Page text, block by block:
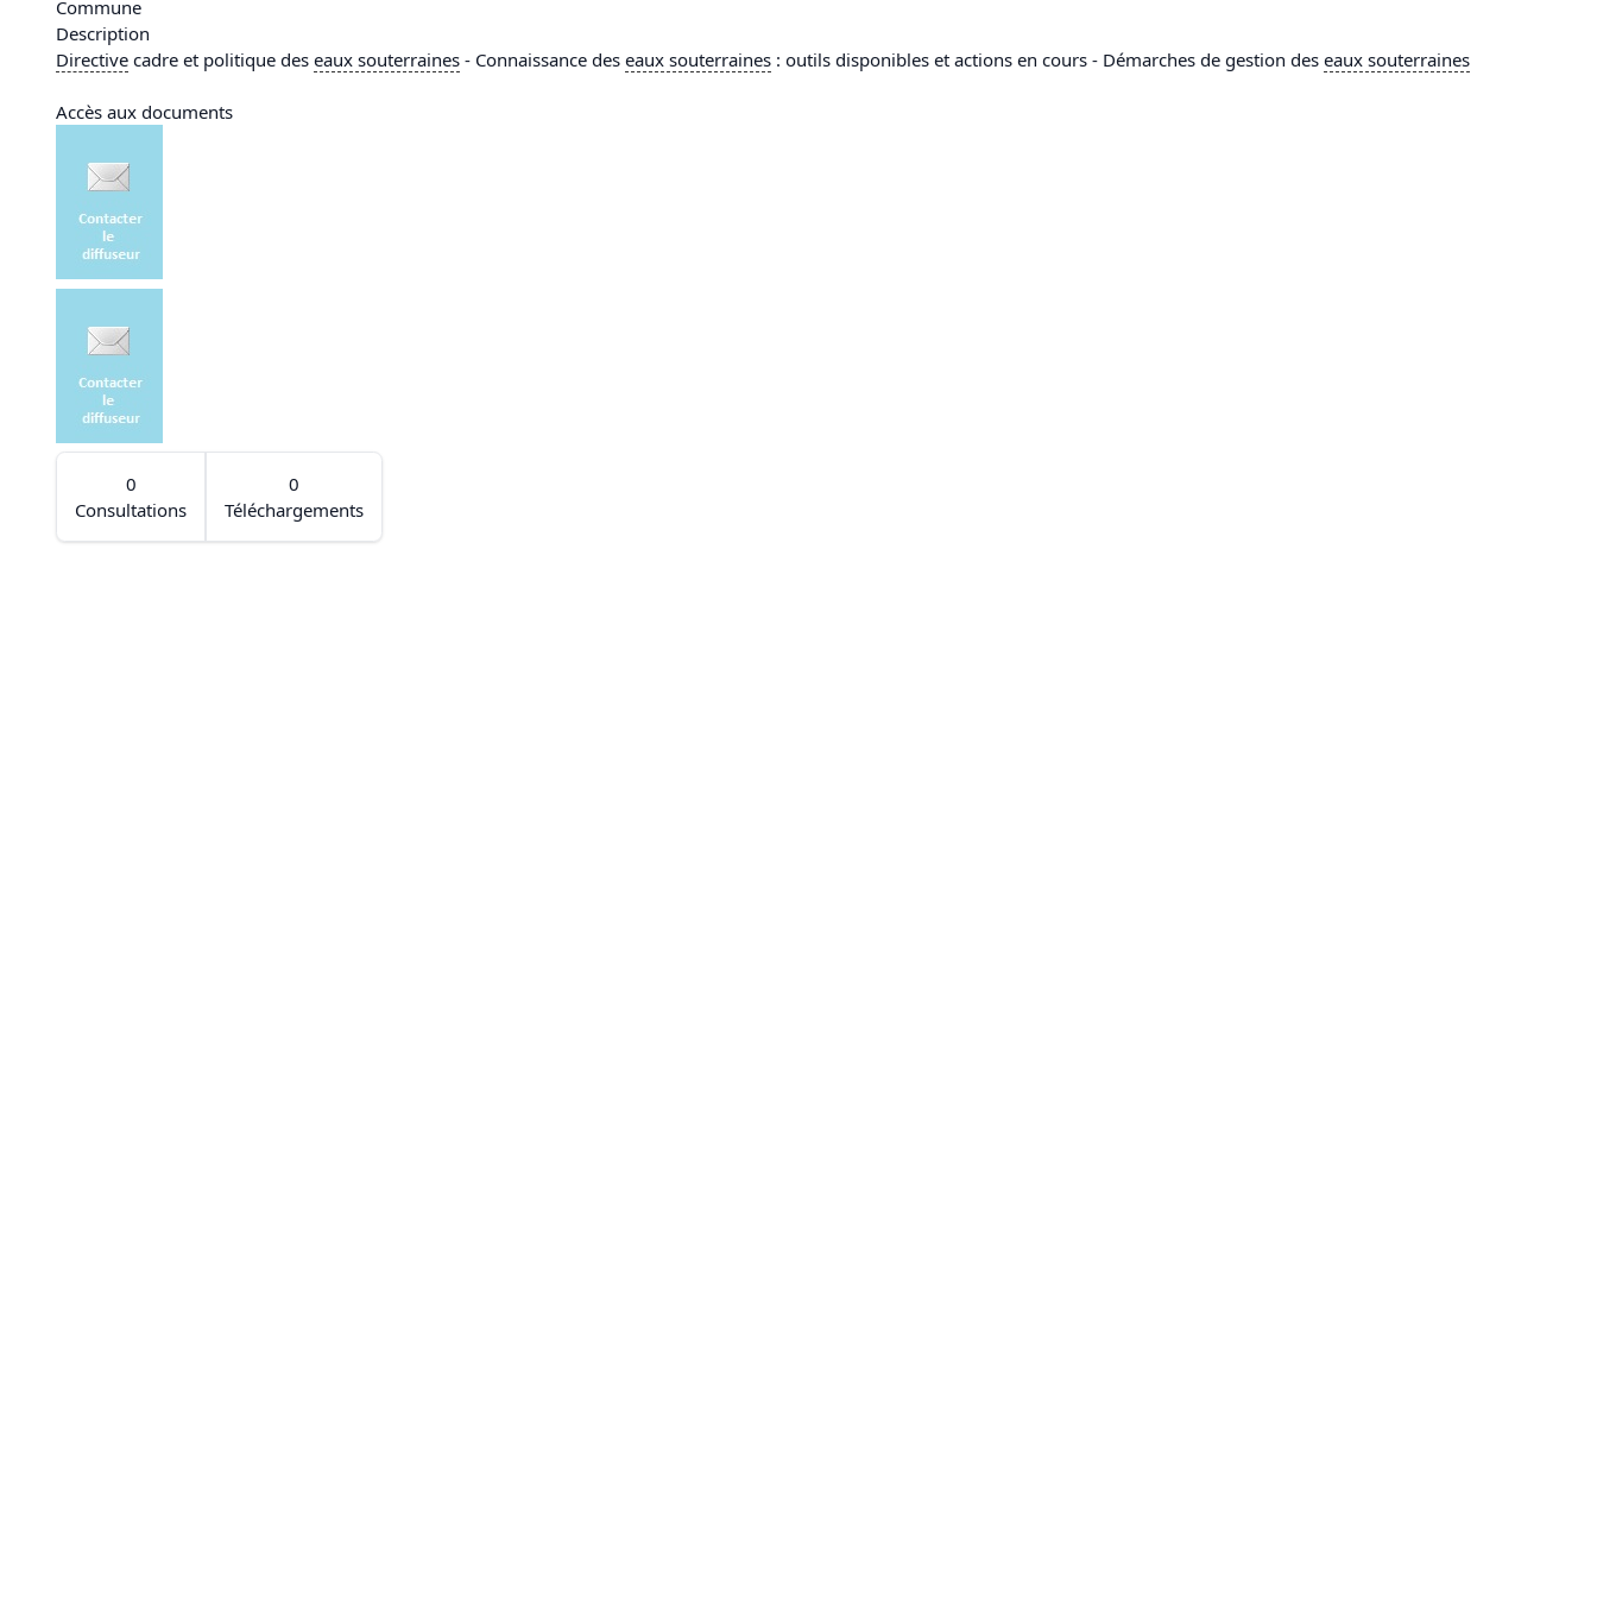
Commune
Description
Directive cadre et politique des eaux souterraines - Connaissance des eaux souterraines : outils disponibles et actions en cours - Démarches de gestion des eaux souterraines
Accès aux documents
0
Consultations
0
Téléchargements